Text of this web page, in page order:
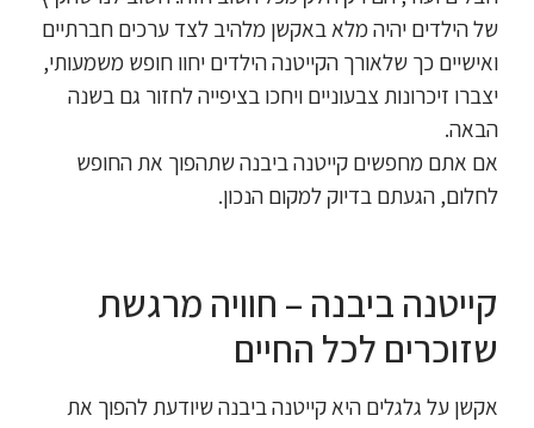
של הילדים יהיה מלא באקשן מלהיב לצד ערכים חברתיים
ואישיים כך שלאורך הקייטנה הילדים יחוו חופש משמעותי,
יצברו זיכרונות צבעוניים ויחכו בציפייה לחזור גם בשנה
הבאה.
אם אתם מחפשים קייטנה ביבנה שתהפוך את החופש
לחלום, הגעתם בדיוק למקום הנכון.
קייטנה ביבנה – חוויה מרגשת
שזוכרים לכל החיים
אקשן על גלגלים היא קייטנה ביבנה שיודעת להפוך את